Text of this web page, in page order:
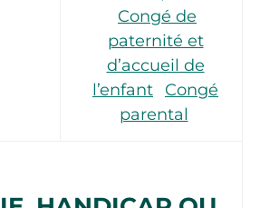
Congé de
paternité et
d’accueil de
l’enfant
Congé
parental